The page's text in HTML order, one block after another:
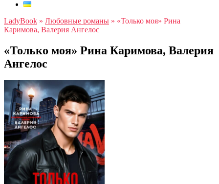
LadyBook » Любовные романы » «Только моя» Рина
Каримова, Валерия Ангелос
«Только моя» Рина Каримова, Валерия
Ангелос